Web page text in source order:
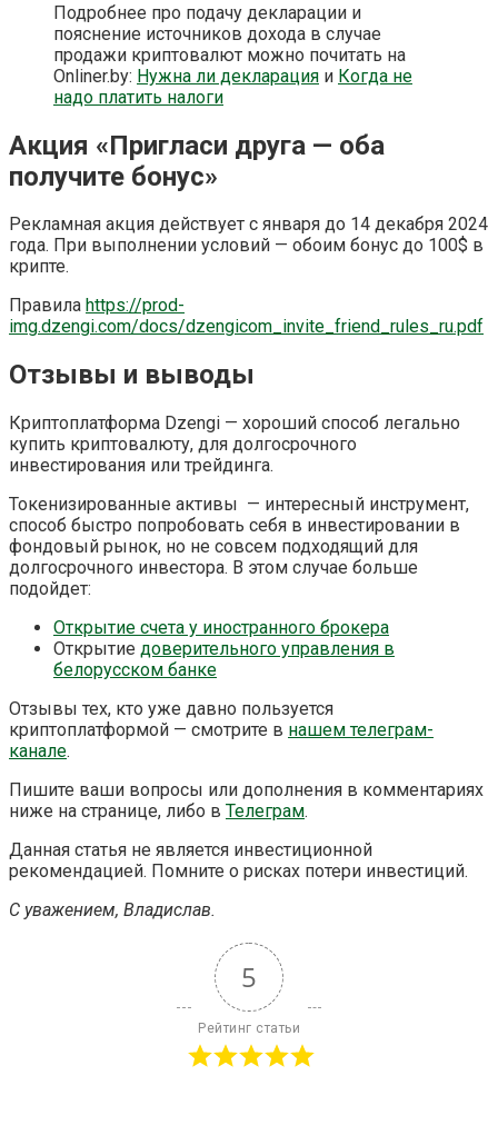
Подробнее про подачу декларации и
пояснение источников дохода в случае
продажи криптовалют можно почитать на
Onliner.by: Нужна ли декларация и Когда не
надо платить налоги
Акция «Пригласи друга — оба
получите бонус»
Рекламная акция действует с января до 14 декабря 2024
года. При выполнении условий — обоим бонус до 100$ в
крипте.
Правила https://prod-
img.dzengi.com/docs/dzengicom_invite_friend_rules_ru.pdf
Отзывы и выводы
Криптоплатформа Dzengi — хороший способ легально
купить криптовалюту, для долгосрочного
инвестирования или трейдинга.
Токенизированные активы — интересный инструмент,
способ быстро попробовать себя в инвестировании в
фондовый рынок, но не совсем подходящий для
долгосрочного инвестора. В этом случае больше
подойдет:
Открытие счета у иностранного брокера
Открытие доверительного управления в
белорусском банке
Отзывы тех, кто уже давно пользуется
криптоплатформой — смотрите в нашем телеграм-
канале.
Пишите ваши вопросы или дополнения в комментариях
ниже на странице, либо в Телеграм.
Данная статья не является инвестиционной
рекомендацией. Помните о рисках потери инвестиций.
С уважением, Владислав.
5
Рейтинг статьи